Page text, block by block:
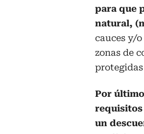
para que
natural,
cauces y/
zonas de
Por
requisitos
un